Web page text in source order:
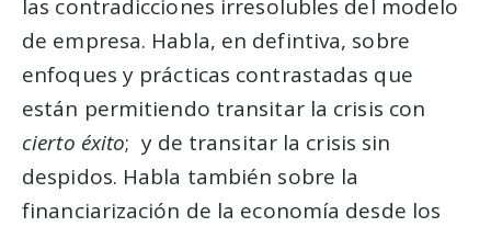
las contradicciones irresolubles del modelo
de empresa. Habla, en defintiva, sobre
enfoques y prácticas contrastadas que
están permitiendo transitar la crisis con
cierto éxito; y de transitar la crisis sin
despidos. Habla también sobre la
financiarización de la economía desde los